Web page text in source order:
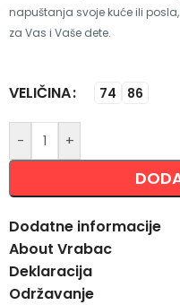
napuštanja svoje kuće ili
za Vas i Vaše dete.
VELIČINA 74 86
- +
Alternative:
Dodatne informacije
About Vrabac
Deklaracija
Održavanje